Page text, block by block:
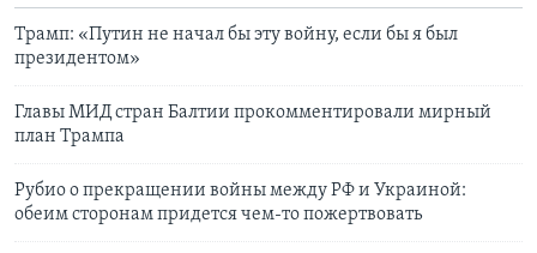
Трамп: «Путин не начал бы эту войну, если бы я был
президентом»
Главы МИД стран Балтии прокомментировали мирный
план Трампа
Рубио о прекращении войны между РФ и Украиной:
обеим сторонам придется чем-то пожертвовать